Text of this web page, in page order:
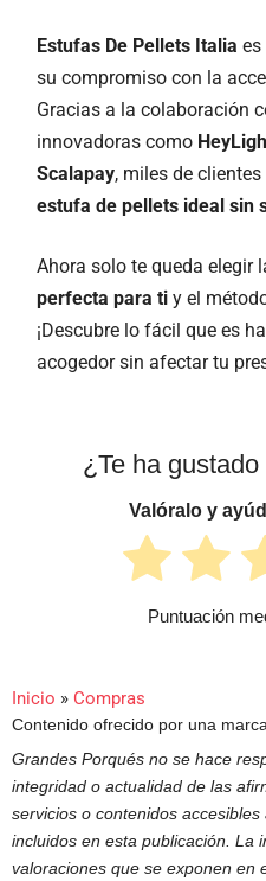
Estufas De Pellets Italia es
su compromiso con la
Gracias a la colaboración
innovadoras como
Scalapay, miles de
estufa de pellets ideal sin
Ahora solo te queda elegir
perfecta para ti y el
¡Descubre lo fácil que es
acogedor sin afectar tu
¿Te ha
Valóralo y
Puntuación
Inicio » Compras
Contenido ofrecido por una marca
Grandes Porqués no se hace
integridad o actualidad de las
servicios o contenidos
incluidos en esta publicación. La
valoraciones que se exponen en